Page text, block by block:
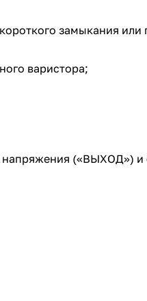
замыкания или
варистора;
напряжения («ВЫХОД») и